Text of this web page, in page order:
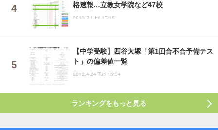
格速報…立教女学院など47校
2013.2.1 Fri 17:15
【中学受験】四谷大塚「第1回合不合予備テス
ト」の偏差値一覧
2012.4.24 Tue 15:54
ランキングをもっと見る